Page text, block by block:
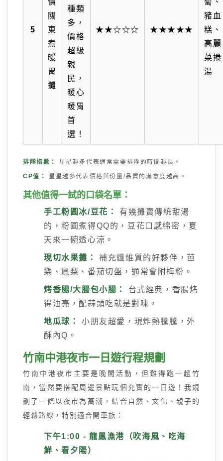
5
價
關
東
煮
暖
胃
攤
種類
多，
價格
超級
親
民，
暖心
暖胃
首
選！
★★☆☆☆ ★★★★★
蔔、
豬血
糕、
高麗
菜捲
湯
排隊指數： 星星越多代表通常需要排隊的時間越長。
CP值： 星星越多代表價格與份量/品質的滿意度越高。
其他值得一試的口袋名單：
手工粉圓冰/豆花：
有幾攤賣傳統甜湯
的，粉圓煮得QQ的，豆花口感綿密，夏
天來一碗透心涼。
現切水果攤：
補充纖維質的好夥伴，芭
樂、鳳梨、番茄切盤，通常會附梅粉。
烤香腸/大腸包小腸：
台式經典，香腸烤
得油亮，配蒜頭吃就是對味。
地瓜球：
小朋友超愛，現炸熱騰騰，外
酥內Q。
竹南中港夜市一日遊行程規劃
竹南中港夜市主要是晚間活動，但難得跑一趟竹
南，當然要搭配周邊景點玩個充實的一日遊！我規
劃了一條以夜市為高潮，結合自然、文化、親子的
輕鬆路線，特別適合開車族：
下午1:00 - 龍鳳漁港（吹海風、吃海
鮮、看夕陽）